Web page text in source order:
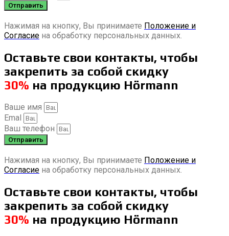
Отправить
Нажимая на кнопку, Вы принимаете Положение и
Согласие на обработку персональных данных.
Оставьте свои контакты, чтобы
закрепить за собой скидку
30% на продукцию Hörmann
Ваше имя
Emal
Ваш телефон
Отправить
Нажимая на кнопку, Вы принимаете Положение и
Согласие на обработку персональных данных.
Оставьте свои контакты, чтобы
закрепить за собой скидку
30% на продукцию Hörmann